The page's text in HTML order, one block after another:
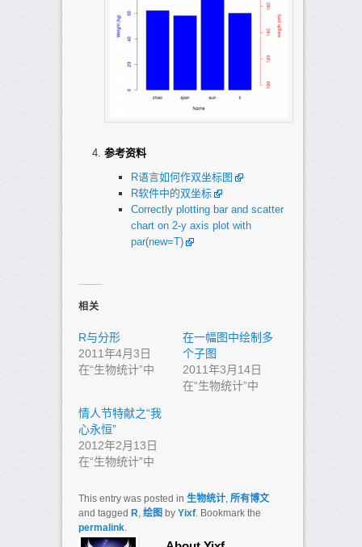
参考资料
R语言如何作双坐标图
R软件中的双坐标
Correctly plotting bar and scatter
chart on 2-y axis plot with
par(new=T)
相关
R与分形
2011年4月3日
在“生物统计”中
在一幅图中绘制多
个子图
2011年3月14日
在“生物统计”中
情人节特献之“我
心永恒”
2012年2月13日
在“生物统计”中
This entry was posted in 生物统计, 所有博文
and tagged R, 绘图 by Yixf. Bookmark the
permalink.